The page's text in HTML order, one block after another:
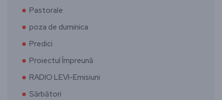
Pastorale
poza de duminica
Predici
Proiectul Împreună
RADIO LEVI-Emisiuni
Sărbători